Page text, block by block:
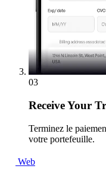
03
ReceiveYour
Terminez le
votre portefeuille.
Web